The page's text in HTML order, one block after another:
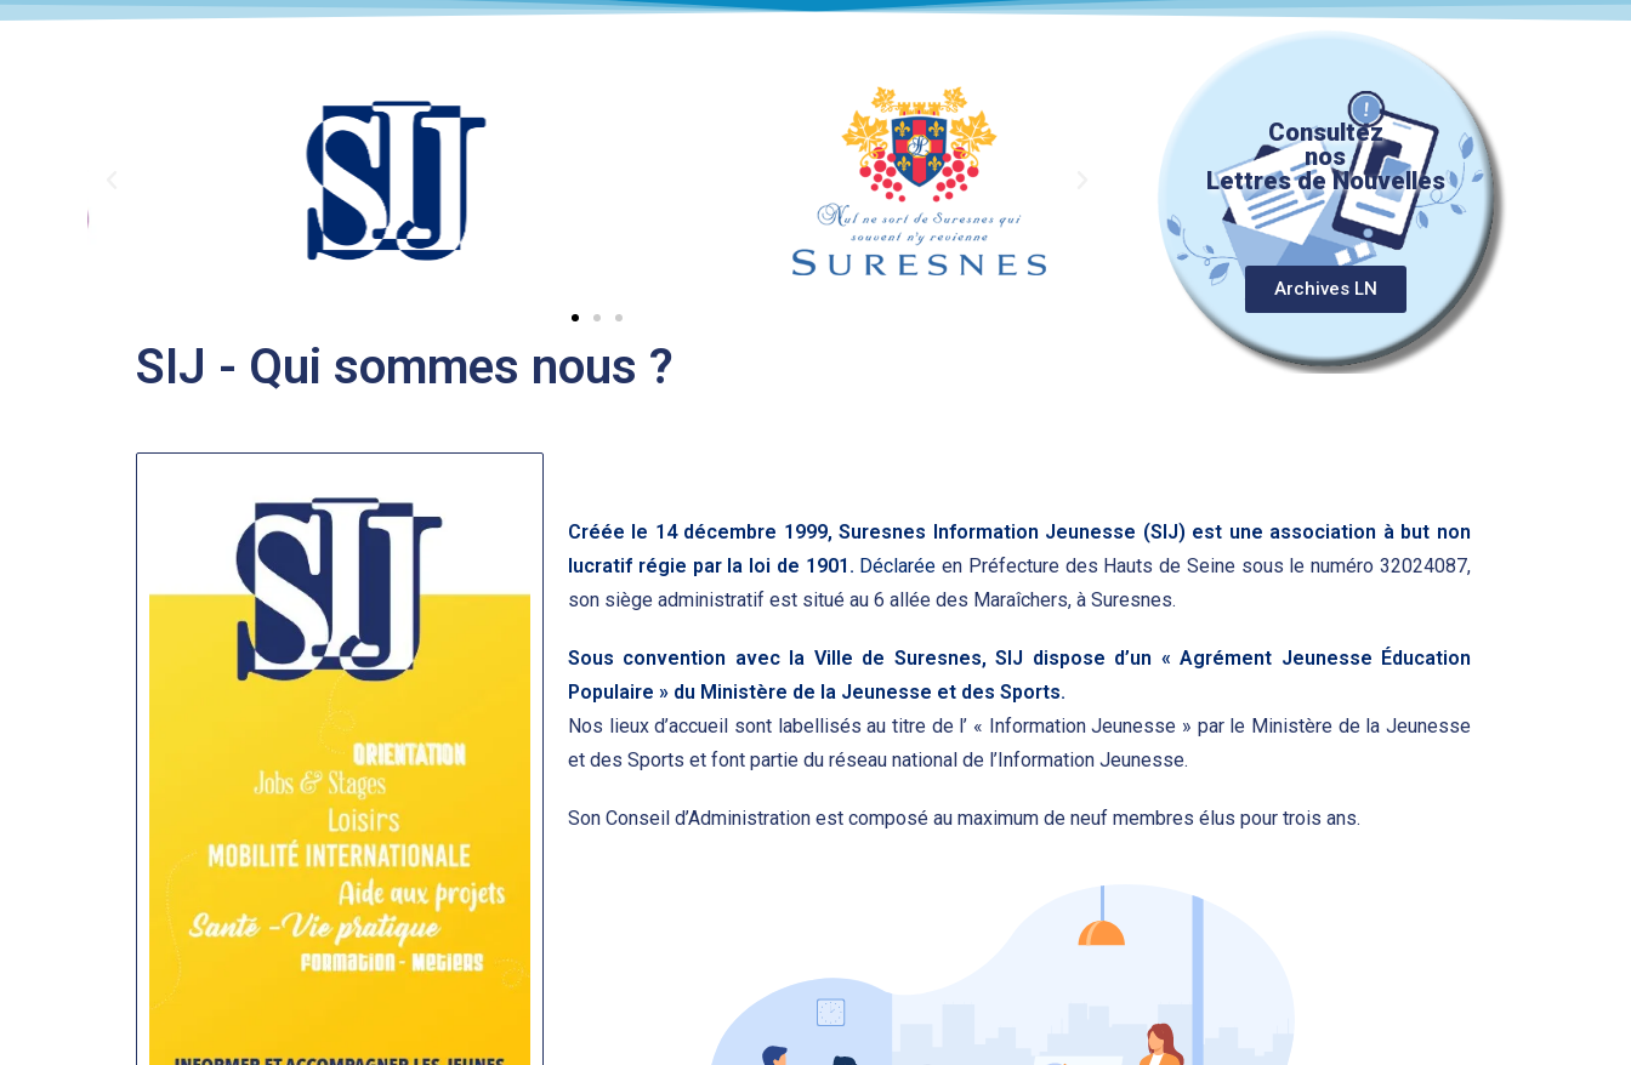
Consultez
nos
Lettres de Nouvelles
Archives LN
SIJ - Qui sommes nous ?
Créée le 14 décembre 1999, Suresnes Information Jeunesse (SIJ) est une association à but non
lucratif régie par la loi de 1901. Déclaréeen Préfecture des Hauts de Seine sous le numéro 32024087,
son siège administratif est situé au 6 allée des Maraîchers, à Suresnes.
Sous convention avec la Ville de Suresnes, SIJ dispose d’un « Agrément Jeunesse Éducation
Populaire » du Ministère de la Jeunesse et des Sports.
Nos lieux d’accueil sont labellisés au titre de l’ « Information Jeunesse » par le Ministère de la Jeunesse
et des Sports et font partie du réseau national de l’Information Jeunesse.
Son Conseil d’Administration est composé au maximum de neuf membres élus pour trois ans.